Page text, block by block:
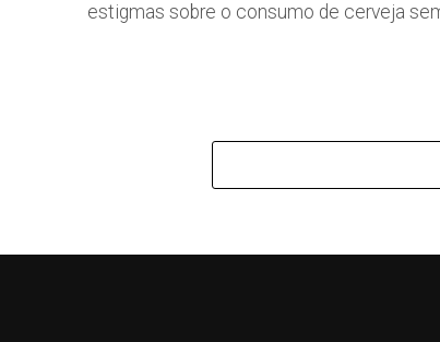
estigmas sobre o consumo de cerveja